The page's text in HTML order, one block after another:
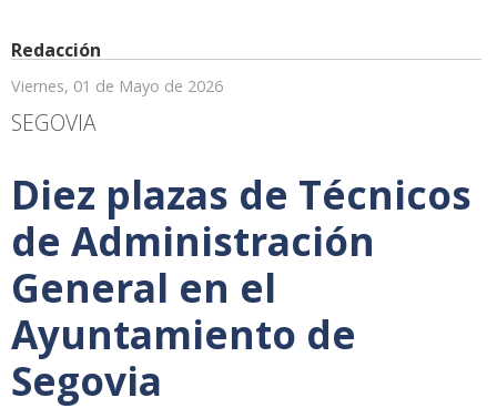
Redacción
Viernes, 01 de Mayo de 2026
SEGOVIA
Diez plazas de Técnicos
de Administración
General en el
Ayuntamiento de
Segovia